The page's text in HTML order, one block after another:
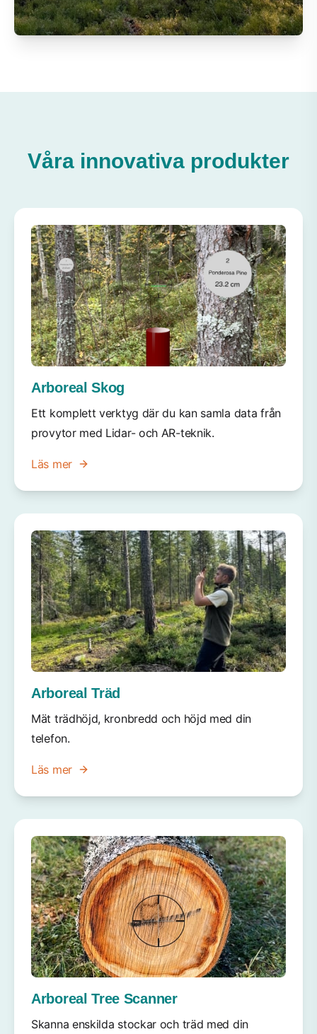
Våra innovativa produkter
Arboreal Skog
Ett komplett verktyg där du kan samla data från
provytor med Lidar- och AR-teknik.
Läs mer
Arboreal Träd
Mät trädhöjd, kronbredd och höjd med din
telefon.
Läs mer
Arboreal Tree Scanner
Skanna enskilda stockar och träd med din